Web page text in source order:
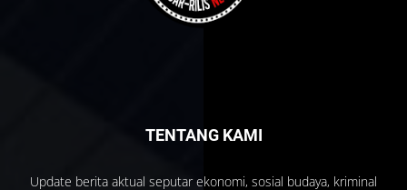
TENTANG KAMI
Update berita aktual seputar ekonomi, sosial budaya, kriminal